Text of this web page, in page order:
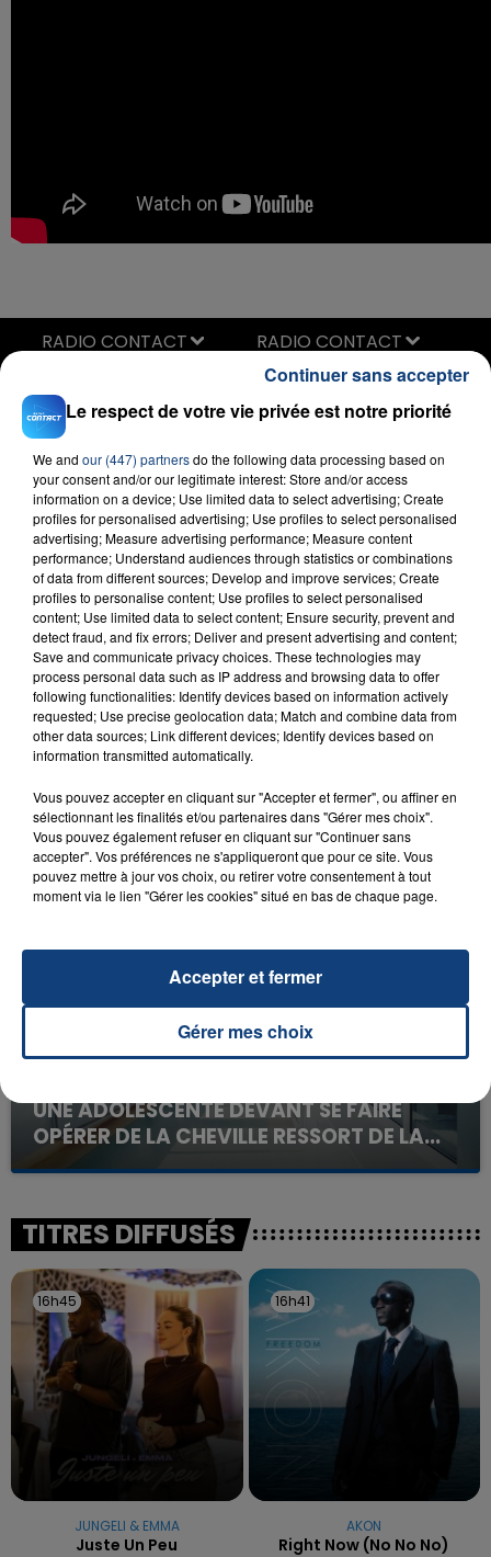
Juste Un Peu
JUNGELI & EMMA
RADIO CONTACT
FIL D'ACTU
23 juillet 2026
INCENDIE MORTEL À LENS : UNE FEMME ET
SON BÉBÉ ENTRE LA VIE ET LA...
Un homme s'est immolé par le feu après avoir
UNE ADOLESCENTE DEVANT SE FAIRE
OPÉRER DE LA CHEVILLE RESSORT DE LA...
La famille a porté plainte contre la clinique qui a
excuses.
TITRES DIFFUSÉS
16h45
16h45
JUNGELI & EMMA
Juste Un Peu
16h41
16h41
AKON
Right Now (no No No)
Le respect de votre vie privée est notre priorité
We and our (447) partnersdo the following data processing based on
your consent and/or our legitimate interest: Store and/or access
information on a device; Use limited data to select advertising; Create
profiles for personalised advertising; Use profiles to select personalised
advertising; Measure advertising performance; Measure content
performance; Understand audiences through statistics or combinations
of data from different sources; Develop and improve services; Create
profiles to personalise content; Use profiles to select personalised
content; Use limited data to select content; Ensure security, prevent and
detect fraud, and fix errors; Deliver and present advertising and content;
Save and communicate privacy choices. These technologies may
process personal data such as IP address and browsing data to offer
following functionalities: Identify devices based on information actively
requested; Use precise geolocation data; Match and combine data from
other data sources; Link different devices; Identify devices based on
information transmitted automatically.
Vous pouvez accepter en cliquant sur "Accepter et fermer", ou affiner en
sélectionnant les finalités et/ou partenaires dans "Gérer mes choix".
Vous pouvez également refuser en cliquant sur "Continuer sans
accepter". Vos préférences ne s'appliqueront que pour ce site. Vous
pouvez mettre à jour vos choix, ou retirer votre consentement à tout
moment via le lien "Gérer les cookies" situé en bas de chaque page.
Gérer mes choix
Accepter et fermer
Continuer sans accepter